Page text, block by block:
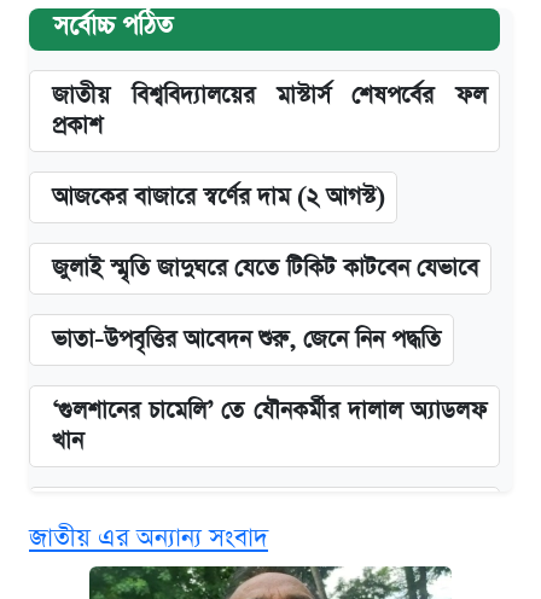
সর্বোচ্চ পঠিত
জাতীয় বিশ্ববিদ্যালয়ের মাস্টার্স শেষপর্বের ফল
প্রকাশ
আজকের বাজারে স্বর্ণের দাম (২ আগস্ট)
জুলাই স্মৃতি জাদুঘরে যেতে টিকিট কাটবেন যেভাবে
ভাতা-উপবৃত্তির আবেদন শুরু, জেনে নিন পদ্ধতি
‘গুলশানের চামেলি’ তে যৌনকর্মীর দালাল অ্যাডলফ
খান
দাম ও ফিচার
জাতীয় এর অন্যান্য সংবাদ